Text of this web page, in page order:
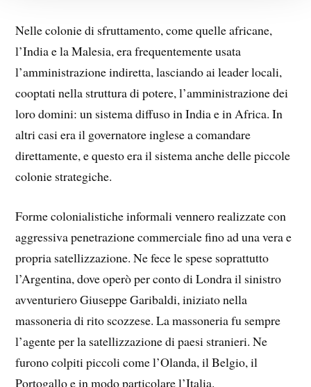
Nelle colonie di sfruttamento, come quelle africane,
l’India e la Malesia, era frequentemente usata
l’amministrazione indiretta, lasciando ai leader locali,
cooptati nella struttura di potere, l’amministrazione dei
loro domini: un sistema diffuso in India e in Africa. In
altri casi era il governatore inglese a comandare
direttamente, e questo era il sistema anche delle piccole
colonie strategiche.
Forme colonialistiche informali vennero realizzate con
aggressiva penetrazione commerciale fino ad una vera e
propria satellizzazione. Ne fece le spese soprattutto
l’Argentina, dove operò per conto di Londra il sinistro
avventuriero Giuseppe Garibaldi, iniziato nella
massoneria di rito scozzese. La massoneria fu sempre
l’agente per la satellizzazione di paesi stranieri. Ne
furono colpiti piccoli come l’Olanda, il Belgio, il
Portogallo e in modo particolare l’Italia.